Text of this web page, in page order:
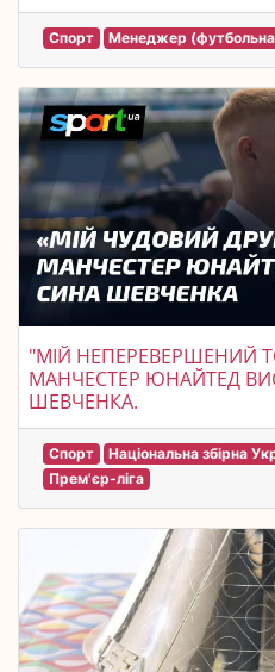
Спорт Менеджер (футбольна
"МІЙ НЕПЕРЕВЕРШЕНИЙ
МАНЧЕСТЕР ЮНАЙТЕД
ШЕВЧЕНКА.
Спорт
Національна збірна
Прем'єр-ліга